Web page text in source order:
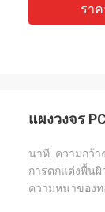
รา
แผงวงจร
การตกแต่งพื้นผิ